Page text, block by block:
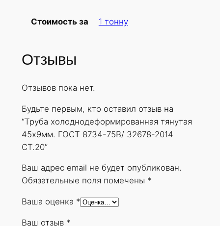
Стоимость за 1 тонну
Отзывы
Отзывов пока нет.
Будьте первым, кто оставил отзыв на
“Труба холоднодеформированная тянутая
45х9мм. ГОСТ 8734-75В/ 32678-2014
СТ.20”
Ваш адрес email не будет опубликован.
Обязательные поля помечены *
Ваша оценка *
Ваш отзыв *